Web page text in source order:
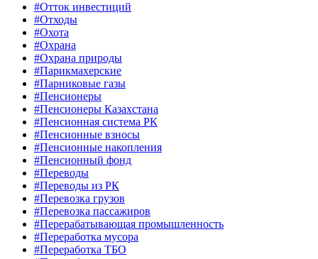
#Отток инвестиций
#Отходы
#Охота
#Охрана
#Охрана природы
#Парикмахерские
#Парниковые газы
#Пенсионеры
#Пенсионеры Казахстана
#Пенсионная система РК
#Пенсионные взносы
#Пенсионные накопления
#Пенсионный фонд
#Переводы
#Переводы из РК
#Перевозка грузов
#Перевозка пассажиров
#Перерабатывающая промышленность
#Переработка мусора
#Переработка ТБО